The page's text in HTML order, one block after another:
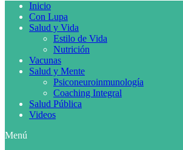
Inicio
Con Lupa
Salud y Vida
Estilo de Vida
Nutrición
Vacunas
Salud y Mente
Psiconeuroinmunología
Coaching Integral
Salud Pública
Videos
Menú